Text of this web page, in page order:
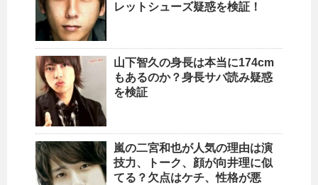
レットシューズ疑惑を検証！
山下智久の身長は本当に174cm
もあるのか？身長サバ読み疑惑
を検証
嵐の二宮和也が人気の理由は演
技力、トーク、顔が向井理に似
てる？欠点はケチ、性格が悪